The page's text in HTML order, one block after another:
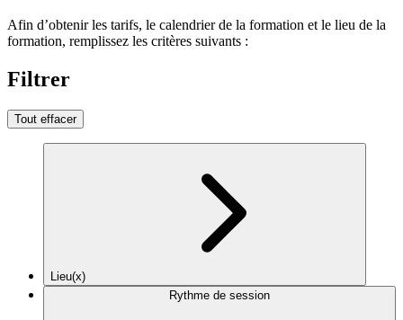
Afin d’obtenir les tarifs, le calendrier de la formation et le lieu de la
formation, remplissez les critères suivants :
Filtrer
Tout effacer
Lieu(x)
Rythme de session